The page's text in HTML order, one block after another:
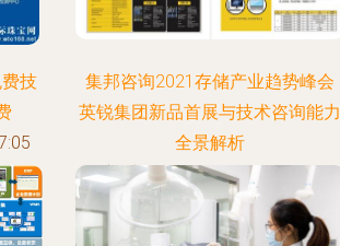
技
集邦咨询2021存储产业趋势峰会
英锐集团新品首展与技术咨询能力
全景解析
更新时间：2026-08-06 09:11:55